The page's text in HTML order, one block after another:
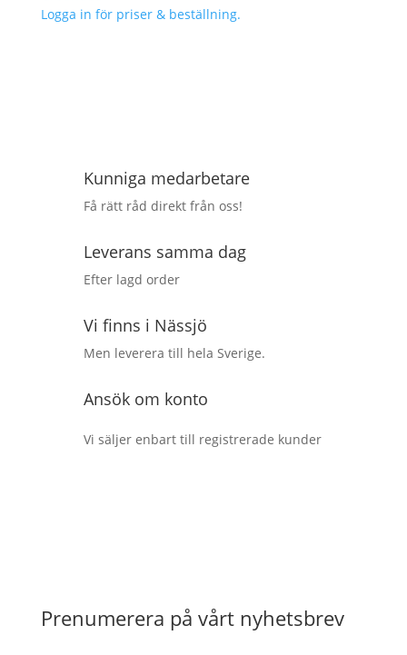
Logga in för priser & beställning.
Kunniga medarbetare
Få rätt råd direkt från oss!
Leverans samma dag
Efter lagd order
Vi finns i Nässjö
Men leverera till hela Sverige.
Ansök om konto
Vi säljer enbart till registrerade kunder
Prenumerera på vårt nyhetsbrev